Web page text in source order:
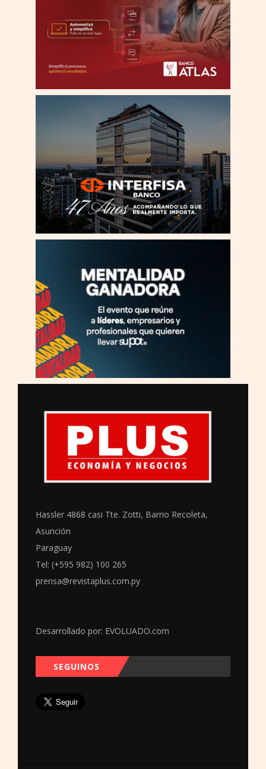
Hassler 4868 casi Tte. Zotti, Barrio Recoleta,
Asunción
Paraguay
Tel: (+595 982) 100 265
prensa@revistaplus.com.py
Desarrollado por: EVOLUADO.com
SEGUINOS